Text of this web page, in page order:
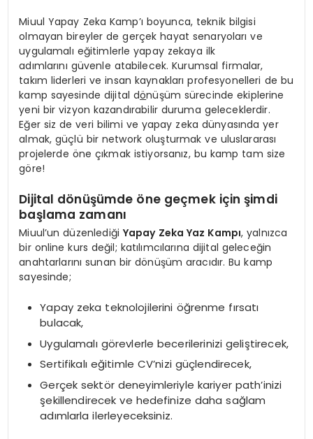
Miuul Yapay Zeka Kamp’ı boyunca, teknik bilgisi
olmayan bireyler de gerçek hayat senaryoları ve
uygulamalı eğitimlerle yapay zekaya ilk
adımlarını güvenle atabilecek. Kurumsal firmalar,
takım liderleri ve insan kaynakları profesyonelleri de bu
kamp sayesinde dijital dönüşüm sürecinde ekiplerine
yeni bir vizyon kazandırabilir duruma geleceklerdir.
Eğer siz de veri bilimi ve yapay zeka dünyasında yer
almak, güçlü bir network oluşturmak ve uluslararası
projelerde öne çıkmak istiyorsanız, bu kamp tam size
göre!
Dijital dönüşümde öne geçmek için şimdi
başlama zamanı
Miuul’un düzenlediği Yapay Zeka Yaz Kampı, yalnızca
bir online kurs değil; katılımcılarına dijital geleceğin
anahtarlarını sunan bir dönüşüm aracıdır. Bu kamp
sayesinde;
Yapay zeka teknolojilerini öğrenme fırsatı
bulacak,
Uygulamalı görevlerle becerilerinizi geliştirecek,
Sertifikalı eğitimle CV’nizi güçlendirecek,
Gerçek sektör deneyimleriyle kariyer path’inizi
şekillendirecek ve hedefinize daha sağlam
adımlarla ilerleyeceksiniz.